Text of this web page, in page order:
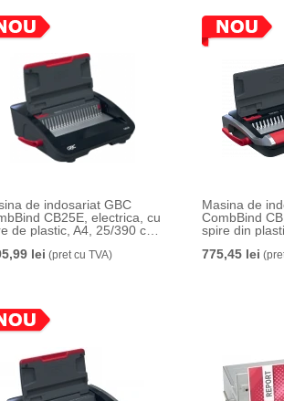
de indosariat GBC
CB25E, electrica, cu
de plastic, A4, 25/390 coli,
lei (pret cu TVA)
Masina de
CombBind
spire din
775,45 lei